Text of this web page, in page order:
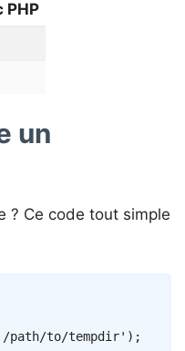
PHP
un
? Ce code tout simple
path/to/tempdir' ) ;